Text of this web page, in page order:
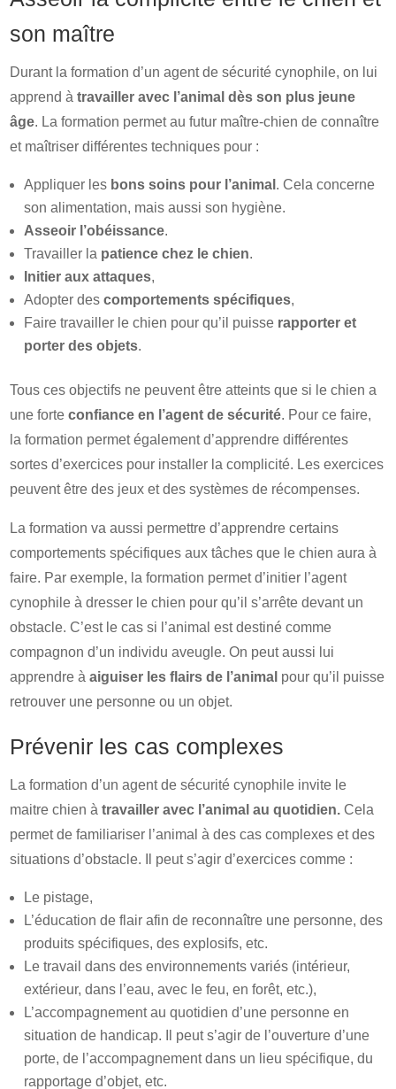
son maître
Durant la formation d’un agent de sécurité cynophile, on lui
apprend àtravailler avec l’animal dès son plus jeune
âge. La formation permet au futur maître-chien de connaître
et maîtriser différentes techniques pour :
Appliquer les bons soins pour l’animal . Cela concerne
son alimentation, mais aussi son hygiène.
Asseoir l’obéissance.
Travailler la patience chez le chien.
Initier aux attaques,
Adopter descomportements spécifiques,
Faire travailler le chien pour qu’il puisse rapporter et
porter des objets.
Tous ces objectifs ne peuvent être atteints que si le chien a
une forteconfiance en l’agent de sécurité. Pour ce faire,
la formation permet également d’apprendre différentes
sortes d’exercices pour installer la complicité. Les exercices
peuvent être des jeux et des systèmes de récompenses.
La formation va aussi permettre d’apprendre certains
comportements spécifiques aux tâches que le chien aura à
faire. Par exemple, la formation permet d’initier l’agent
cynophile à dresser le chien pour qu’il s’arrête devant un
obstacle. C’est le cas si l’animal est destiné comme
compagnon d’un individu aveugle. On peut aussi lui
apprendre àaiguiser les flairs de l’animal pour qu’il puisse
retrouver une personne ou un objet.
Prévenir les cas complexes
La formation d’un agent de sécurité cynophile invite le
maitre chien àtravailler avec l’animal au quotidien. Cela
permet de familiariser l’animal à des cas complexes et des
situations d’obstacle. Il peut s’agir d’exercices comme :
Le pistage,
L’éducation de flair afin de reconnaître une personne, des
produits spécifiques, des explosifs, etc.
Le travail dans des environnements variés (intérieur,
extérieur, dans l’eau, avec le feu, en forêt, etc.),
L’accompagnement au quotidien d’une personne en
situation de handicap. Il peut s’agir de l’ouverture d’une
porte, de l’accompagnement dans un lieu spécifique, du
rapportage d’objet, etc.